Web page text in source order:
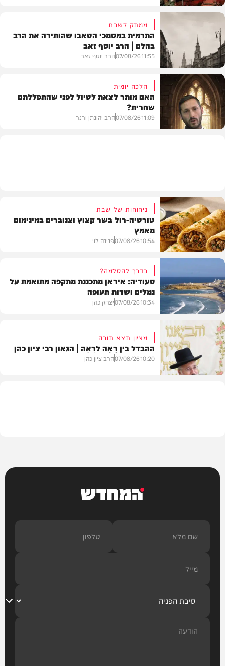
דעות
בית המדרש
ממתק לשבת
התרמית במסמכי הטאבו שהותירה את הרב
בהלם | הרב יוסף זאב
11:55
07/08/26הרב יוסף זאב
הלכה יומית
האם מותר לצאת לטיול לפני שהתפללתם
שחרית?
11:09
07/08/26הרב יהונתן ורנר
מתכונים
ניחוחות של שבת
טורטיה-רול בשר קצוץ וצנוברים במינימום
מאמץ
10:54
07/08/26פנינה לוי
בעולם
בדרך להסלמה?
סעודיה: איראן מתכננת מתקפה מתואמת על
נמלים ושדות תעופה
10:34
07/08/26יצחק כהן
מציון תצא תורה
ההבדל בין רָאָה לרְאֵה | הגאון רבי ציון כהן
10:20
07/08/26הרב ציון כהן
המחדש